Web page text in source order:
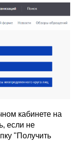
кабинете на
если не
"Получить